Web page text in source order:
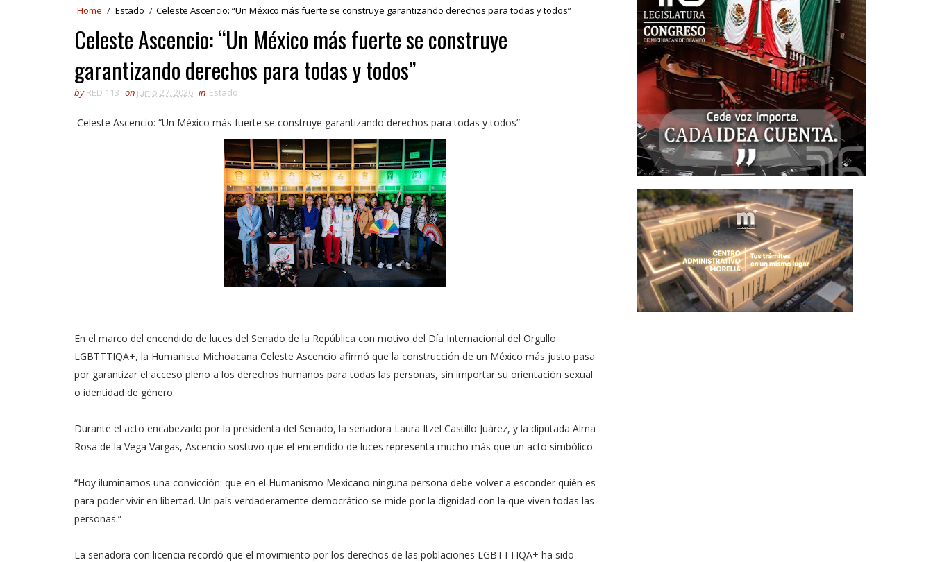
Home / Estado / Celeste Ascencio: “Un México más fuerte se construye garantizando derechos para todas y todos”
Celeste Ascencio: “Un México más fuerte se construye
garantizando derechos para todas y todos”
by RED 113 on junio 27, 2026 in Estado
Celeste Ascencio: “Un México más fuerte se construye garantizando derechos para todas y todos”
En el marco del encendido de luces del Senado de la República con motivo del Día Internacional del Orgullo
LGBTTTIQA+, la Humanista Michoacana Celeste Ascencio afirmó que la construcción de un México más justo pasa
por garantizar el acceso pleno a los derechos humanos para todas las personas, sin importar su orientación sexual
o identidad de género.
Durante el acto encabezado por la presidenta del Senado, la senadora Laura Itzel Castillo Juárez, y la diputada Alma
Rosa de la Vega Vargas, Ascencio sostuvo que el encendido de luces representa mucho más que un acto simbólico.
“Hoy iluminamos una convicción: que en el Humanismo Mexicano ninguna persona debe volver a esconder quién es
para poder vivir en libertad. Un país verdaderamente democrático se mide por la dignidad con la que viven todas las
personas.”
La senadora con licencia recordó que el movimiento por los derechos de las poblaciones LGBTTTIQA+ ha sido